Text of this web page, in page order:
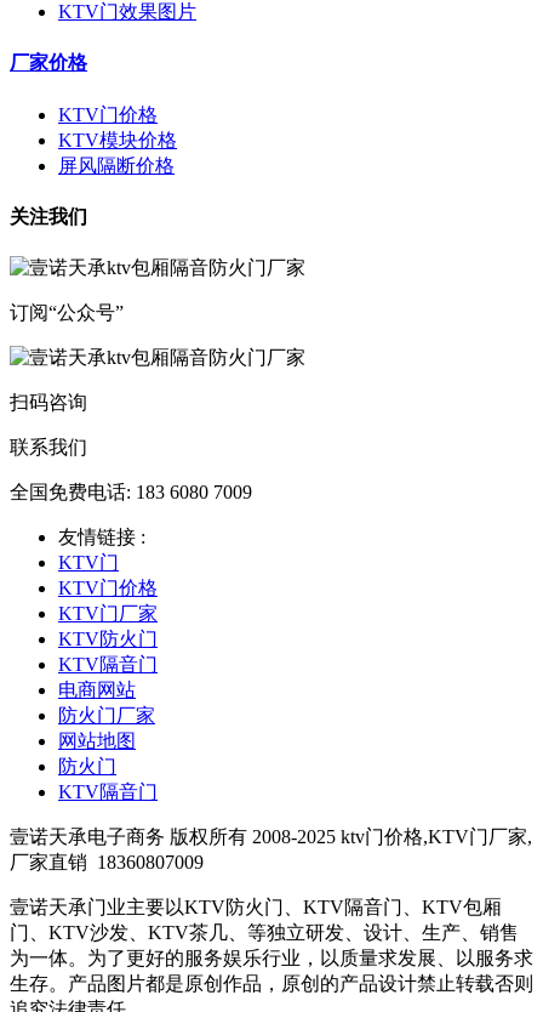
KTV门效果图片
厂家价格
KTV门价格
KTV模块价格
屏风隔断价格
关注我们
订阅“公众号”
扫码咨询
联系我们
全国免费电话: 183 6080 7009
友情链接 :
KTV门
KTV门价格
KTV门厂家
KTV防火门
KTV隔音门
电商网站
防火门厂家
网站地图
防火门
KTV隔音门
壹诺天承电子商务 版权所有 2008-2025 ktv门价格,KTV门厂家,
厂家直销 18360807009
壹诺天承门业主要以KTV防火门、KTV隔音门、KTV包厢
门、KTV沙发、KTV茶几、等独立研发、设计、生产、销售
为一体。为了更好的服务娱乐行业，以质量求发展、以服务求
生存。产品图片都是原创作品，原创的产品设计禁止转载否则